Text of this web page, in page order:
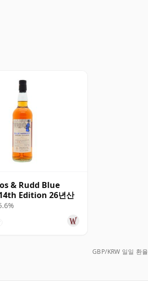
& Rudd Blue
Edition 26년산
GBP/KRW 일일 환율